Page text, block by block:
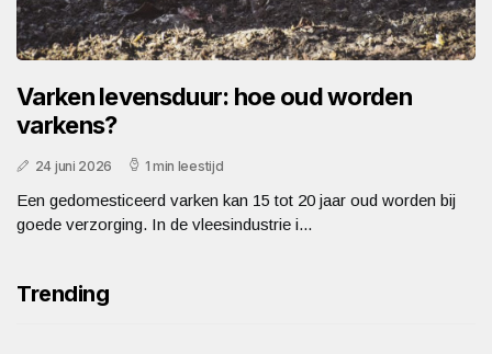
Varken levensduur: hoe oud worden
varkens?
24 juni 2026 1 min leestijd
Een gedomesticeerd varken kan 15 tot 20 jaar oud worden bij
goede verzorging. In de vleesindustrie i...
Trending